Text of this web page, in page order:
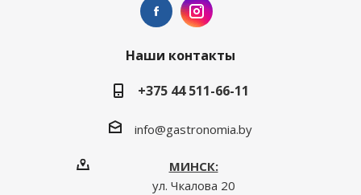
Наши контакты
+375 44 511-66-11
info@gastronomia.by
МИНСК:
ул. Чкалова 20